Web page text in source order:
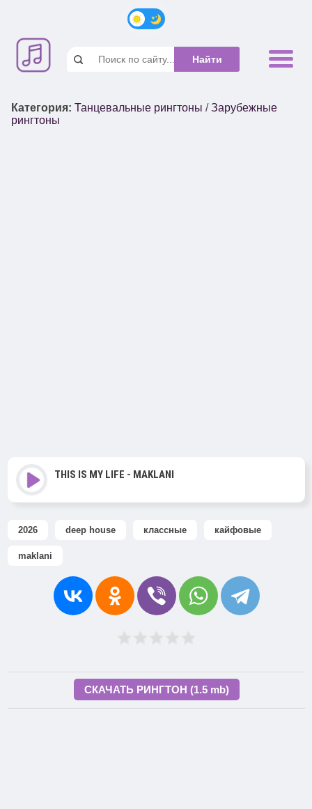
Категория: Танцевальные рингтоны /Зарубежные
рингтоны
THIS IS MY LIFE - MAKLANI
2026 deep house классные кайфовые
maklani
СКАЧАТЬ РИНГТОН (1.5 mb)